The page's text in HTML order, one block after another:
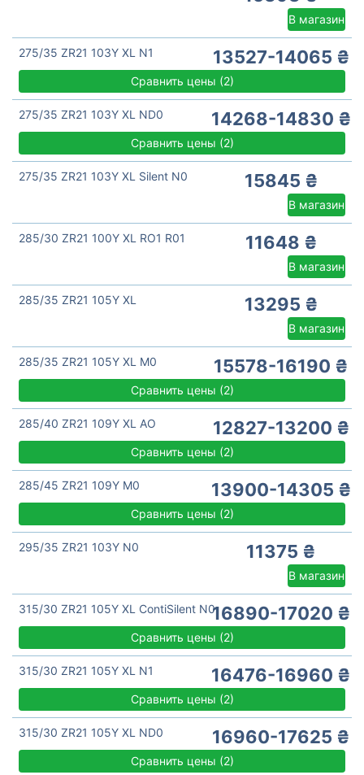
В магазин
275/35 ZR21 103Y XL N1 13527-14065 ₴
Сравнить цены (2)
275/35 ZR21 103Y XL ND0 14268-14830 ₴
Сравнить цены (2)
275/35 ZR21 103Y XL Silent N0 15845 ₴
В магазин
285/30 ZR21 100Y XL RO1 R01 11648 ₴
В магазин
285/35 ZR21 105Y XL 13295 ₴
В магазин
285/35 ZR21 105Y XL M0 15578-16190 ₴
Сравнить цены (2)
285/40 ZR21 109Y XL AO 12827-13200 ₴
Сравнить цены (2)
285/45 ZR21 109Y M0 13900-14305 ₴
Сравнить цены (2)
295/35 ZR21 103Y N0 11375 ₴
В магазин
315/30 ZR21 105Y XL ContiSilent N016890-17020 ₴
Сравнить цены (2)
315/30 ZR21 105Y XL N1 16476-16960 ₴
Сравнить цены (2)
315/30 ZR21 105Y XL ND0 16960-17625 ₴
Сравнить цены (2)